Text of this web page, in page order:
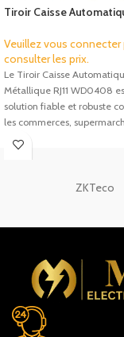
Tiroir Caisse
Pièces – WD0408
Veuillez vous connecter
consulter les prix.
Le Tiroir Caisse
Métallique RJ11 WD0408
solution fiable et robuste
les commerces,
restaurants, pharmacies
ZKTeco